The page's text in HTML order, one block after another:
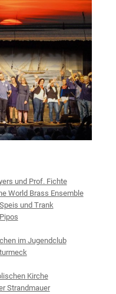
und Prof. Fichte
World Brass Ensemble
und Trank
im Jugendclub
Kirche
Strandmauer